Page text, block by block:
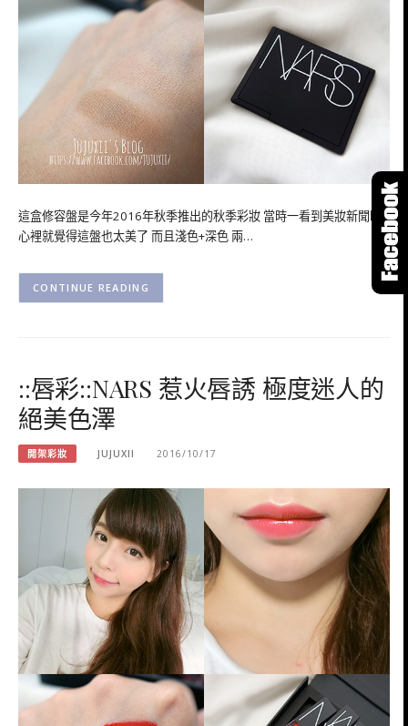
這盒修容盤是今年2016年秋季推出的秋季彩妝 當時一看到美妝新聞時
心裡就覺得這盤也太美了 而且淺色+深色 兩…
CONTINUE READING
::唇彩::NARS 惹火唇誘 極度迷人的
絕美色澤
開架彩妝 JUJUXII 2016/10/17